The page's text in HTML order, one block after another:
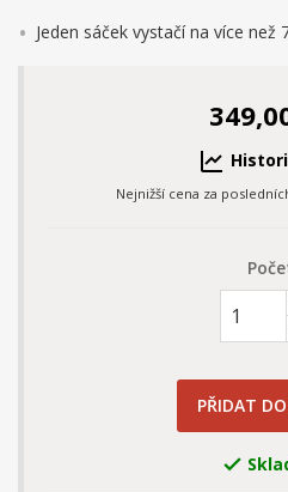
Jeden sáček vystačí na více než
Nejnižší cena za
PŘIDAT
